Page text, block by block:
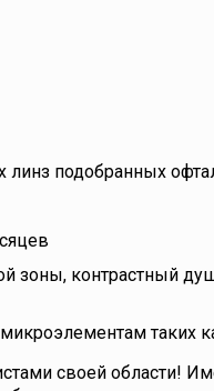
линз подобранных
зоны, контрастный
таких
своей области!